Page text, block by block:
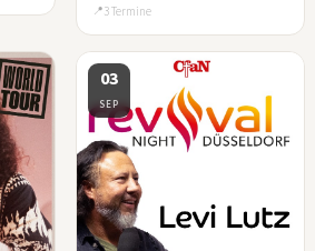
3 Termine
03
SEP